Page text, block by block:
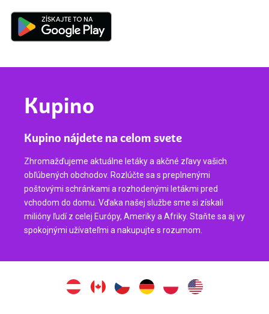
Kupino
Kupino nájdete na celom svete
Zhromažďujeme aktuálne letáky a akčné zľavy vašich
obľúbených obchodov. Rozlúčte sa s preplnenými
poštovými schránkami a rozhodenými letákmi pred
vchodom do domu. Vďaka našej službe sme si získali
milióny ľudí z celej Európy, Ameriky a Afriky. Staňte sa aj vy
spokojnými užívateľmi a nakupujte s rozumom.